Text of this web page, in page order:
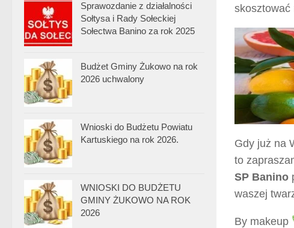
skosztować
Gdy już na
to
SP Banino
waszej
By makeup
Sprawozdanie z działalności
Sołtysa i Rady Sołeckiej
Sołectwa Banino za rok 2025
Budżet Gminy Żukowo na rok
2026 uchwalony
Wnioski do Budżetu Powiatu
Kartuskiego na rok 2026.
WNIOSKI DO BUDŻETU
GMINY ŻUKOWO NA ROK
2026